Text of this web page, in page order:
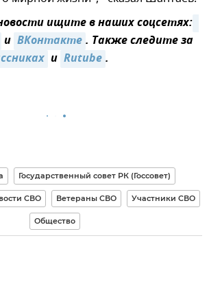
ищите в наших соцсетях:
и ВКонтакте. Также следите за
и Rutube.
Государственный совет РК (Госсовет)
СВО Ветераны СВО Участники СВО
Общество